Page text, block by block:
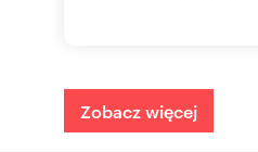
Zobacz więcej